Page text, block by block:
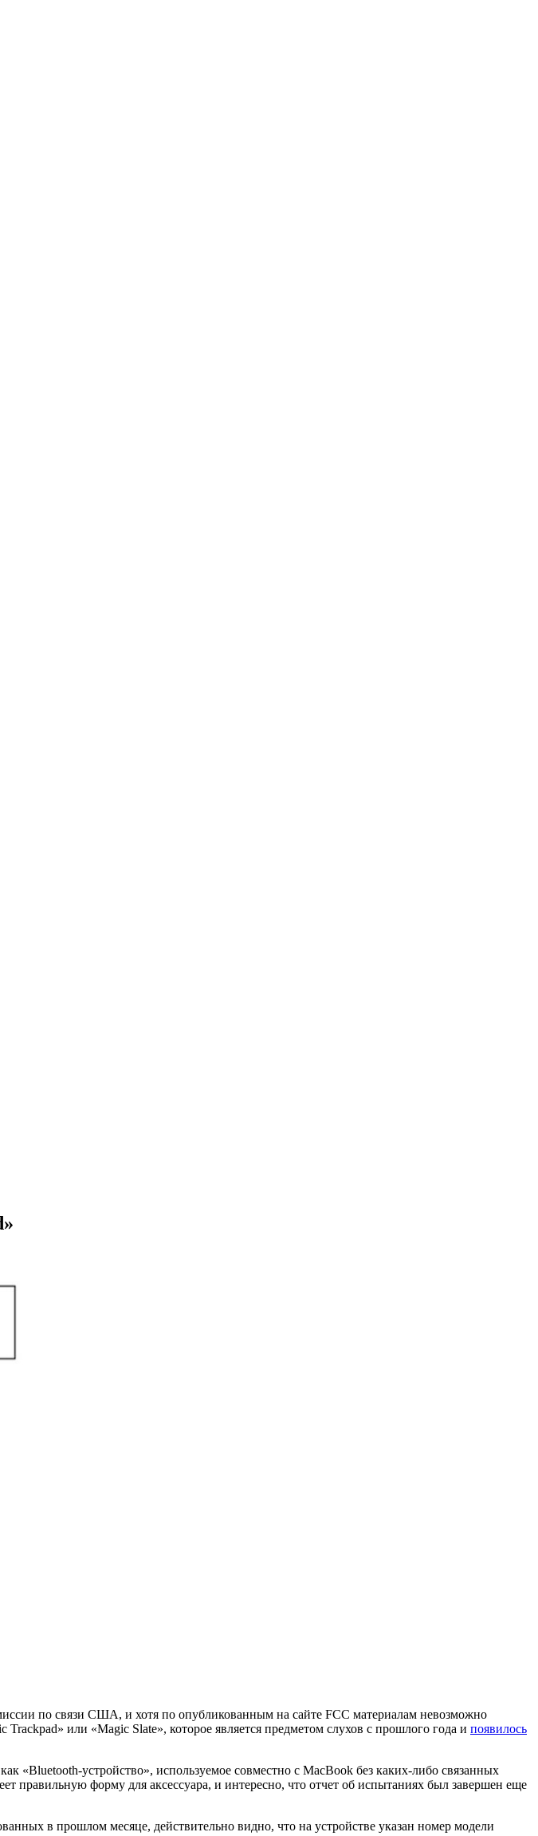
по связи США, и хотя по опубликованным на сайте FCC материалам невозможно
или «Magic Slate», которое является предметом слухов с прошлого года и появилось
«Bluetooth-устройство», используемое совместно с MacBook без каких-либо связанных
правильную форму для аксессуара, и интересно, что отчет об испытаниях был завершен еще
в прошлом месяце, действительно видно, что на устройстве указан номер модели